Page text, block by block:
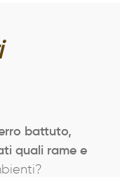
battuto,
quali rame e